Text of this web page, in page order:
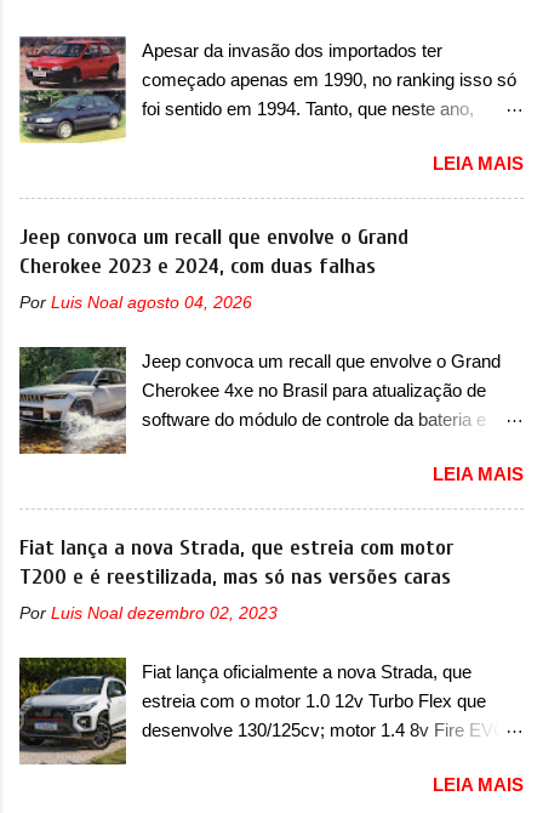
Apesar da invasão dos importados ter
começado apenas em 1990, no ranking isso só
foi sentido em 1994. Tanto, que neste ano,
começar pelo Chevrolet Corsa, o mais
destacado deles no ranking que perdurou no
nosso mercado até início de 2012 e com
certeza foi um grandioso lançamento da
ano também era lançada a nova geração do
ganhava uma nova geração feita do zero,
apelidada de "Bolinha" por suas formas
arredondadas. Além do Gol, outro Volkswagen
versão hatchback do Logus que chegava
depois de um ano de atraso. A invasão de 1994
foi marcava pelos franceses, alemães,
japoneses e coreanos que chegaram
arrancando corações em nosso mercado. Os
vendas em 1994 foram o Renault R19 que
vinha em 3 versões de carroceria, sendo duas
do hatch e o sedan, a famosa Kia Besta, o Vol...
LEIA MAIS
Jeep convoca um recall que envolve o Grand
Cherokee 2023 e 2024, com duas falhas
Por Luis Noal agosto 04, 2026
Jeep convoca um recall que envolve o Grand
Cherokee 4xe no Brasil para atualização de
software do módulo de controle da bateria e
Jeep convocou no dia 10 de outubro de 2025
um chamado que envolve os proprietários do
Grand Cherokee 4xe, em sua versão única
Limited, com unidades de ano/modelo 2023 e
unidades afetadas precisam retornar a uma
dois problemas. O primeiro deles será uma
atualização do software do módulo de controle
da bateria (AHCP e HCP). Para alguns veículos
verificação e, se necessário, a substituição do
LEIA MAIS
Fiat lança a nova Strada, que estreia com motor
T200 e é reestilizada, mas só nas versões caras
Por Luis Noal dezembro 02, 2023
Fiat lança oficialmente a nova Strada, que
estreia com o motor 1.0 12v Turbo Flex que
desenvolve 130/125cv; motor 1.4 8v Fire EVO
oficialmente a nova Strada, que aparece com
LEIA MAIS